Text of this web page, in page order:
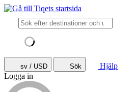
sv / USD Sök
Hjälp
Logga in